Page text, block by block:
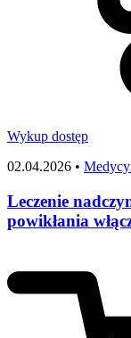
Wykup dostęp
02.04.2026 •
Leczenie
powikłania